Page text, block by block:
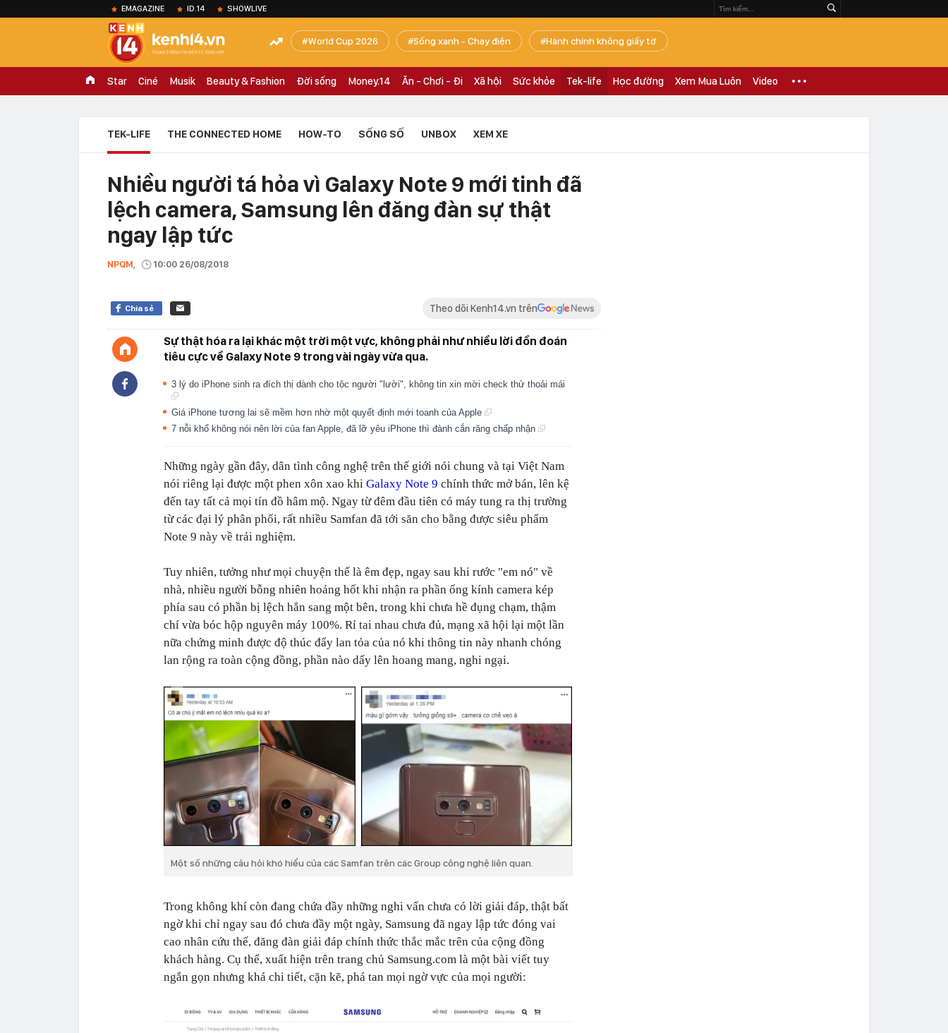
EMAGAZINE ID.14 SHOWLIVE
World Cup 2026 Sống xanh - Chạy điện Hành chính không giấy tờ
Star Ciné Musik Beauty & Fashion Đời sống Money.14 Ăn - Chơi - Đi Xã hội Sức khỏe Tek-life Học đường Xem Mua Luôn Video
TEK-LIFE THE CONNECTED HOME HOW-TO SỐNG SỐ UNBOX XEM XE
Nhiều người tá hỏa vì Galaxy Note 9 mới tinh đã
lệch camera, Samsung lên đăng đàn sự thật
ngay lập tức
NPQM, 10:00 26/08/2018
Chia sẻ Theo dõi Kenh14.vn trên
Sự thật hóa ra lại khác một trời một vực, không phải như nhiều lời đồn đoán
tiêu cực về Galaxy Note 9 trong vài ngày vừa qua.
3 lý do iPhone sinh ra đích thị dành cho tộc người "lười", không tin xin mời check thử thoải mái
Giá iPhone tương lai sẽ mềm hơn nhờ một quyết định mới toanh của Apple
7 nỗi khổ không nói nên lời của fan Apple, đã lỡ yêu iPhone thì đành cắn răng chấp nhận
Những ngày gần đây, dân tình công nghệ trên thế giới nói chung và tại Việt Nam
nói riêng lại được một phen xôn xao khi Galaxy Note 9 chính thức mở bán, lên kệ
đến tay tất cả mọi tín đồ hâm mộ. Ngay từ đêm đầu tiên có máy tung ra thị trường
từ các đại lý phân phối, rất nhiều Samfan đã tới săn cho bằng được siêu phẩm
Note 9 này về trải nghiệm.
Tuy nhiên, tưởng như mọi chuyện thế là êm đẹp, ngay sau khi rước "em nó" về
nhà, nhiều người bỗng nhiên hoảng hốt khi nhận ra phần ống kính camera kép
phía sau có phần bị lệch hẳn sang một bên, trong khi chưa hề đụng chạm, thậm
chí vừa bóc hộp nguyên máy 100%. Rỉ tai nhau chưa đủ, mạng xã hội lại một lần
nữa chứng minh được độ thúc đẩy lan tỏa của nó khi thông tin này nhanh chóng
lan rộng ra toàn cộng đồng, phần nào dấy lên hoang mang, nghi ngại.
Một số những câu hỏi khó hiểu của các Samfan trên các Group công nghệ liên quan.
Trong không khí còn đang chứa đầy những nghi vấn chưa có lời giải đáp, thật bất
ngờ khi chỉ ngay sau đó chưa đầy một ngày, Samsung đã ngay lập tức đóng vai
cao nhân cứu thế, đăng đàn giải đáp chính thức thắc mắc trên của cộng đồng
khách hàng. Cụ thể, xuất hiện trên trang chủ Samsung.com là một bài viết tuy
ngắn gọn nhưng khá chi tiết, cặn kẽ, phá tan mọi ngờ vực của mọi người: